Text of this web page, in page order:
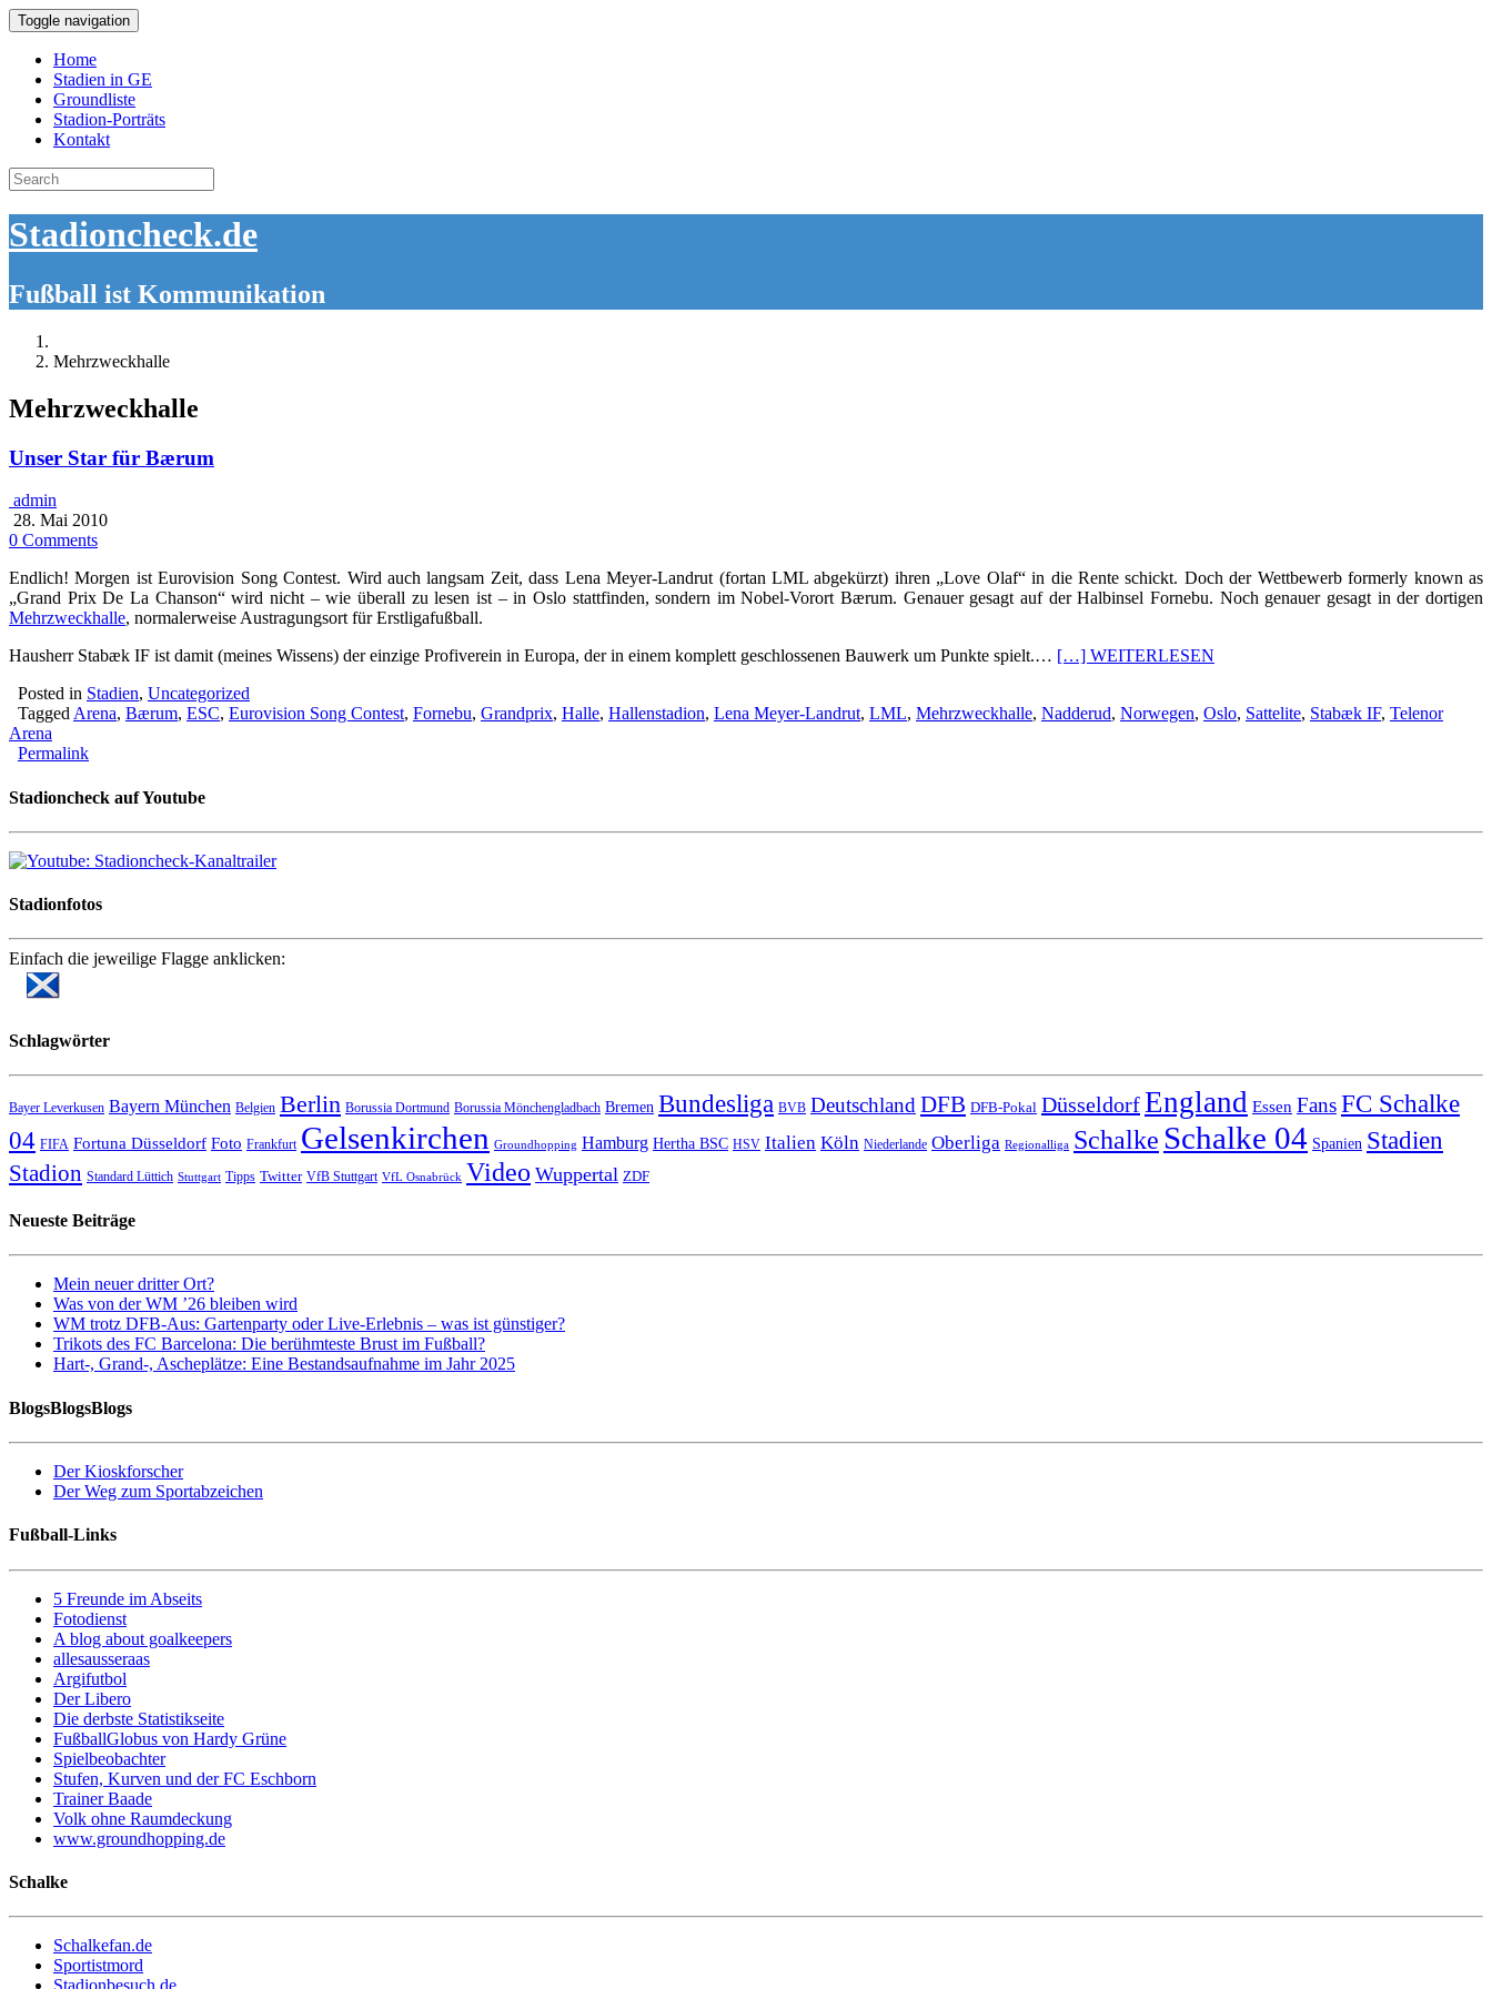
Toggle navigation
Home
Stadien in GE
Groundliste
Stadion-Porträts
Kontakt
Search
for:
Stadioncheck.de
Fußball ist Kommunikation
Mehrzweckhalle
Mehrzweckhalle
Unser Star für Bærum
admin
28. Mai 2010
0 Comments
Endlich! Morgen ist Eurovision Song Contest. Wird auch langsam Zeit, dass Lena Meyer-Landrut (fortan LML abgekürzt) ihren „Love Olaf“ in die Rente schickt. Doch der Wettbewerb formerly known as
„Grand Prix De La Chanson“ wird nicht – wie überall zu lesen ist – in Oslo stattfinden, sondern im Nobel-Vorort Bærum. Genauer gesagt auf der Halbinsel Fornebu. Noch genauer gesagt in der dortigen
Mehrzweckhalle, normalerweise Austragungsort für Erstligafußball.
Hausherr Stabæk IF ist damit (meines Wissens) der einzige Profiverein in Europa, der in einem komplett geschlossenen Bauwerk um Punkte spielt.… […] WEITERLESEN
Posted in Stadien, Uncategorized
Tagged Arena, Bærum, ESC, Eurovision Song Contest, Fornebu, Grandprix, Halle, Hallenstadion, Lena Meyer-Landrut, LML, Mehrzweckhalle, Nadderud, Norwegen, Oslo, Sattelite, Stabæk IF, Telenor
Arena
Permalink
Stadioncheck auf Youtube
Stadionfotos
Einfach die jeweilige Flagge anklicken:
Schlagwörter
Bayer Leverkusen Bayern München Belgien Berlin Borussia Dortmund Borussia Mönchengladbach Bremen Bundesliga BVB Deutschland DFB DFB-Pokal DüsseldorfEngland Essen FansFC Schalke
04 FIFA Fortuna Düsseldorf Foto Frankfurt Gelsenkirchen Groundhopping Hamburg Hertha BSC HSV Italien Köln Niederlande Oberliga Regionalliga Schalke Schalke 04 Spanien Stadien
Stadion Standard Lüttich Stuttgart Tipps Twitter VfB Stuttgart VfL Osnabrück Video Wuppertal ZDF
Neueste Beiträge
Mein neuer dritter Ort?
Was von der WM ’26 bleiben wird
WM trotz DFB-Aus: Gartenparty oder Live-Erlebnis – was ist günstiger?
Trikots des FC Barcelona: Die berühmteste Brust im Fußball?
Hart-, Grand-, Ascheplätze: Eine Bestandsaufnahme im Jahr 2025
BlogsBlogsBlogs
Der Kioskforscher
Der Weg zum Sportabzeichen
Fußball-Links
5 Freunde im Abseits
Fotodienst
A blog about goalkeepers
allesausseraas
Argifutbol
Der Libero
Die derbste Statistikseite
FußballGlobus von Hardy Grüne
Spielbeobachter
Stufen, Kurven und der FC Eschborn
Trainer Baade
Volk ohne Raumdeckung
www.groundhopping.de
Schalke
Schalkefan.de
Sportistmord
Stadionbesuch.de